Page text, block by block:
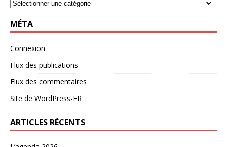
MÉTA
Connexion
Flux des publications
Flux des commentaires
Site de WordPress-FR
ARTICLES RÉCENTS